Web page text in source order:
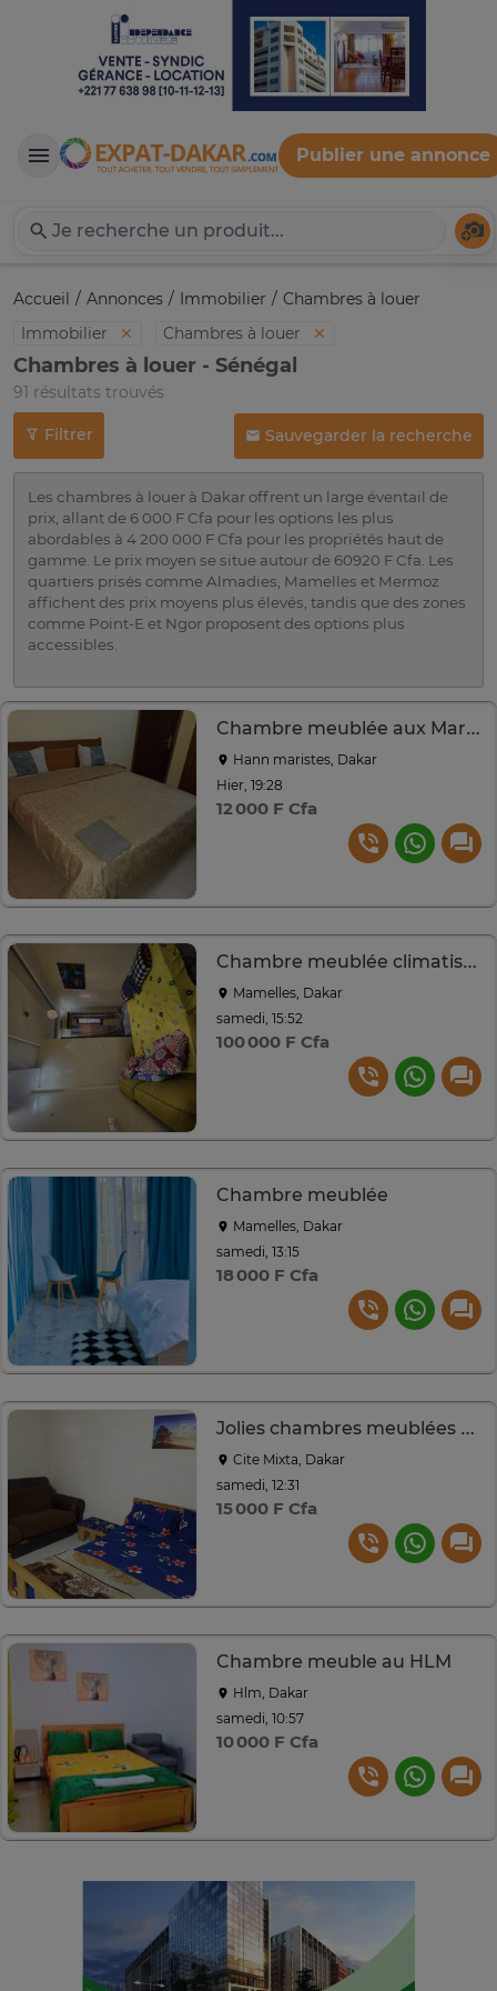
Expat-Dakar
Publier une annonce
Accueil Annonces Immobilier
Chambres à louer
Immobilier
Chambres à louer
Chambres à louer - Sénégal
91 résultats trouvés
Filtrer Sauvegarder la recherche
Les chambres à louer à Dakar offrent un large éventail de
prix, allant de 6 000 F Cfa pour les options les plus
abordables à 4 200 000 F Cfa pour les propriétés haut de
gamme. Le prix moyen se situe autour de 60920 F Cfa. Les
quartiers prisés comme Almadies, Mamelles et Mermoz
affichent des prix moyens plus élevés, tandis que des zones
comme Point-E et Ngor proposent des options plus
accessibles.
Chambre meublée aux Maristes
Hann maristes, Dakar
Hier, 19:28
12 000 F Cfa
Chambre meublée climatisée + salle de bain
Mamelles, Dakar
samedi, 15:52
100 000 F Cfa
Chambre meublée
Mamelles, Dakar
samedi, 13:15
18 000 F Cfa
Jolies chambres meublées a la Cité Mixta
Cite Mixta, Dakar
samedi, 12:31
15 000 F Cfa
Chambre meuble au HLM
Hlm, Dakar
samedi, 10:57
10 000 F Cfa